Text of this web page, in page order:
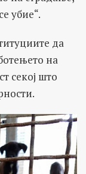
убие“.
да
на
секој што